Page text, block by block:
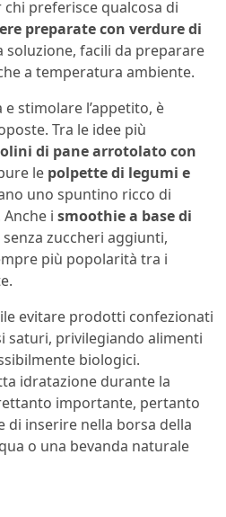
preferisce qualcosa di
preparate con verdure di
soluzione, facili da preparare
a temperatura ambiente.
stimolare l’appetito, è
Tra le idee più
di pane arrotolato con
le polpette di legumi e
uno spuntino ricco di
i smoothie a base di
senza zuccheri aggiunti,
più popolarità tra i
evitare prodotti confezionati
saturi, privilegiando alimenti
biologici.
idratazione durante la
importante, pertanto
di inserire nella borsa della
o una bevanda naturale